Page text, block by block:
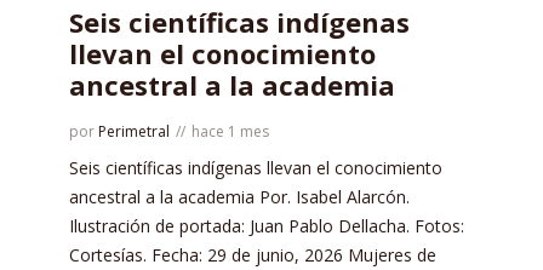
Seis científicas indígenas
llevan el conocimiento
ancestral a la academia
por Perimetral hace 1 mes
Seis científicas indígenas llevan el conocimiento
ancestral a la academia Por. Isabel Alarcón.
Ilustración de portada: Juan Pablo Dellacha. Fotos:
Cortesías. Fecha: 29 de junio, 2026 Mujeres de